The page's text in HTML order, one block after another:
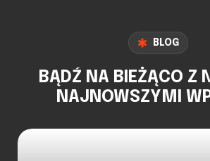
BLOG
BĄDŹ NA BIEŻĄCO Z
NAJNOWSZYMI